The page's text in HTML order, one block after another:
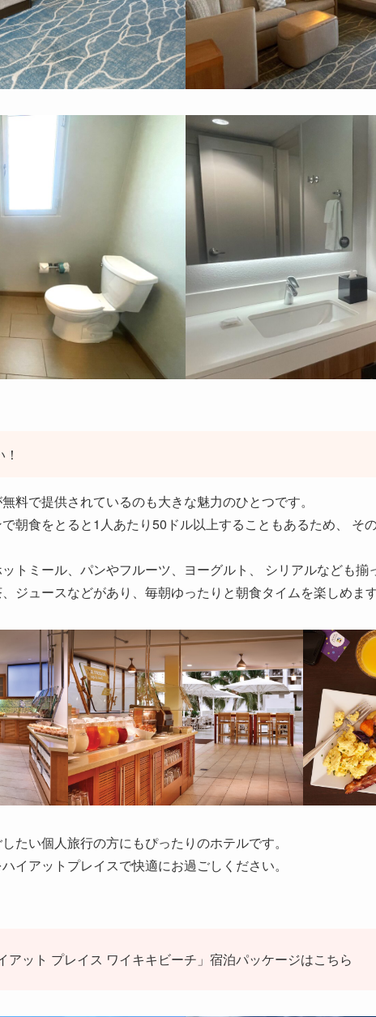
料で提供されているのも大きな魅力のひとつです。
朝食をとると1人あたり50ドル以上することもあるため、 そ
トミール、パンやフルーツ、ヨーグルト、 シリアルなども揃
ジュースなどがあり、毎朝ゆったりと朝食タイムを楽しめます
たい個人旅行の方にもぴったりのホテルです。
イアットプレイスで快適にお過ごしください。
ット プレイス ワイキキビーチ」宿泊パッケージはこちら